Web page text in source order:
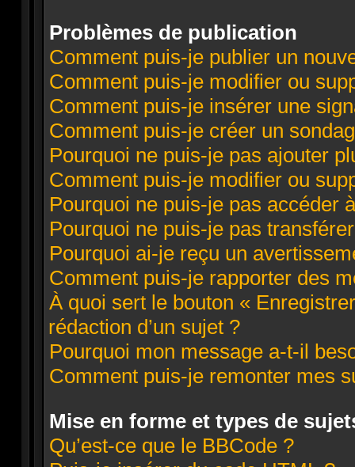
Problèmes de publication
Comment puis-je publier un
Comment puis-je modifier ou
Comment puis-je insérer une
Comment puis-je créer un
Pourquoi ne puis-je pas ajouter
Comment puis-je modifier ou
Pourquoi ne puis-je pas accéder
Pourquoi ne puis-je pas
Pourquoi ai-je reçu un
Comment puis-je rapporter des
À quoi sert le bouton «
rédaction d’un sujet ?
Pourquoi mon message a-t-il
Comment puis-je remonter mes
Mise en forme et types de
Qu’est-ce que le BBCode ?